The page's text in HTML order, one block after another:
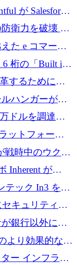
ームを構築
が Salesforce
防衛力を破壊 —
トアップがそ
た e コマース
A で 400 万ド
6 桁の「Built in
するために
ドを完了
ハンガーがVC
ドルを調達、
ンが首位の座
ットフォーム
1,500 万ドルを
戦時中のウクラ
の 1 つをどの
Inherent が
ルスから浮上
テック In3 を買
ットを提供
キュリティと
万ドルを
銀行以外にも
資金調達額は
より効果的な使
ドを確保
ー インフラス